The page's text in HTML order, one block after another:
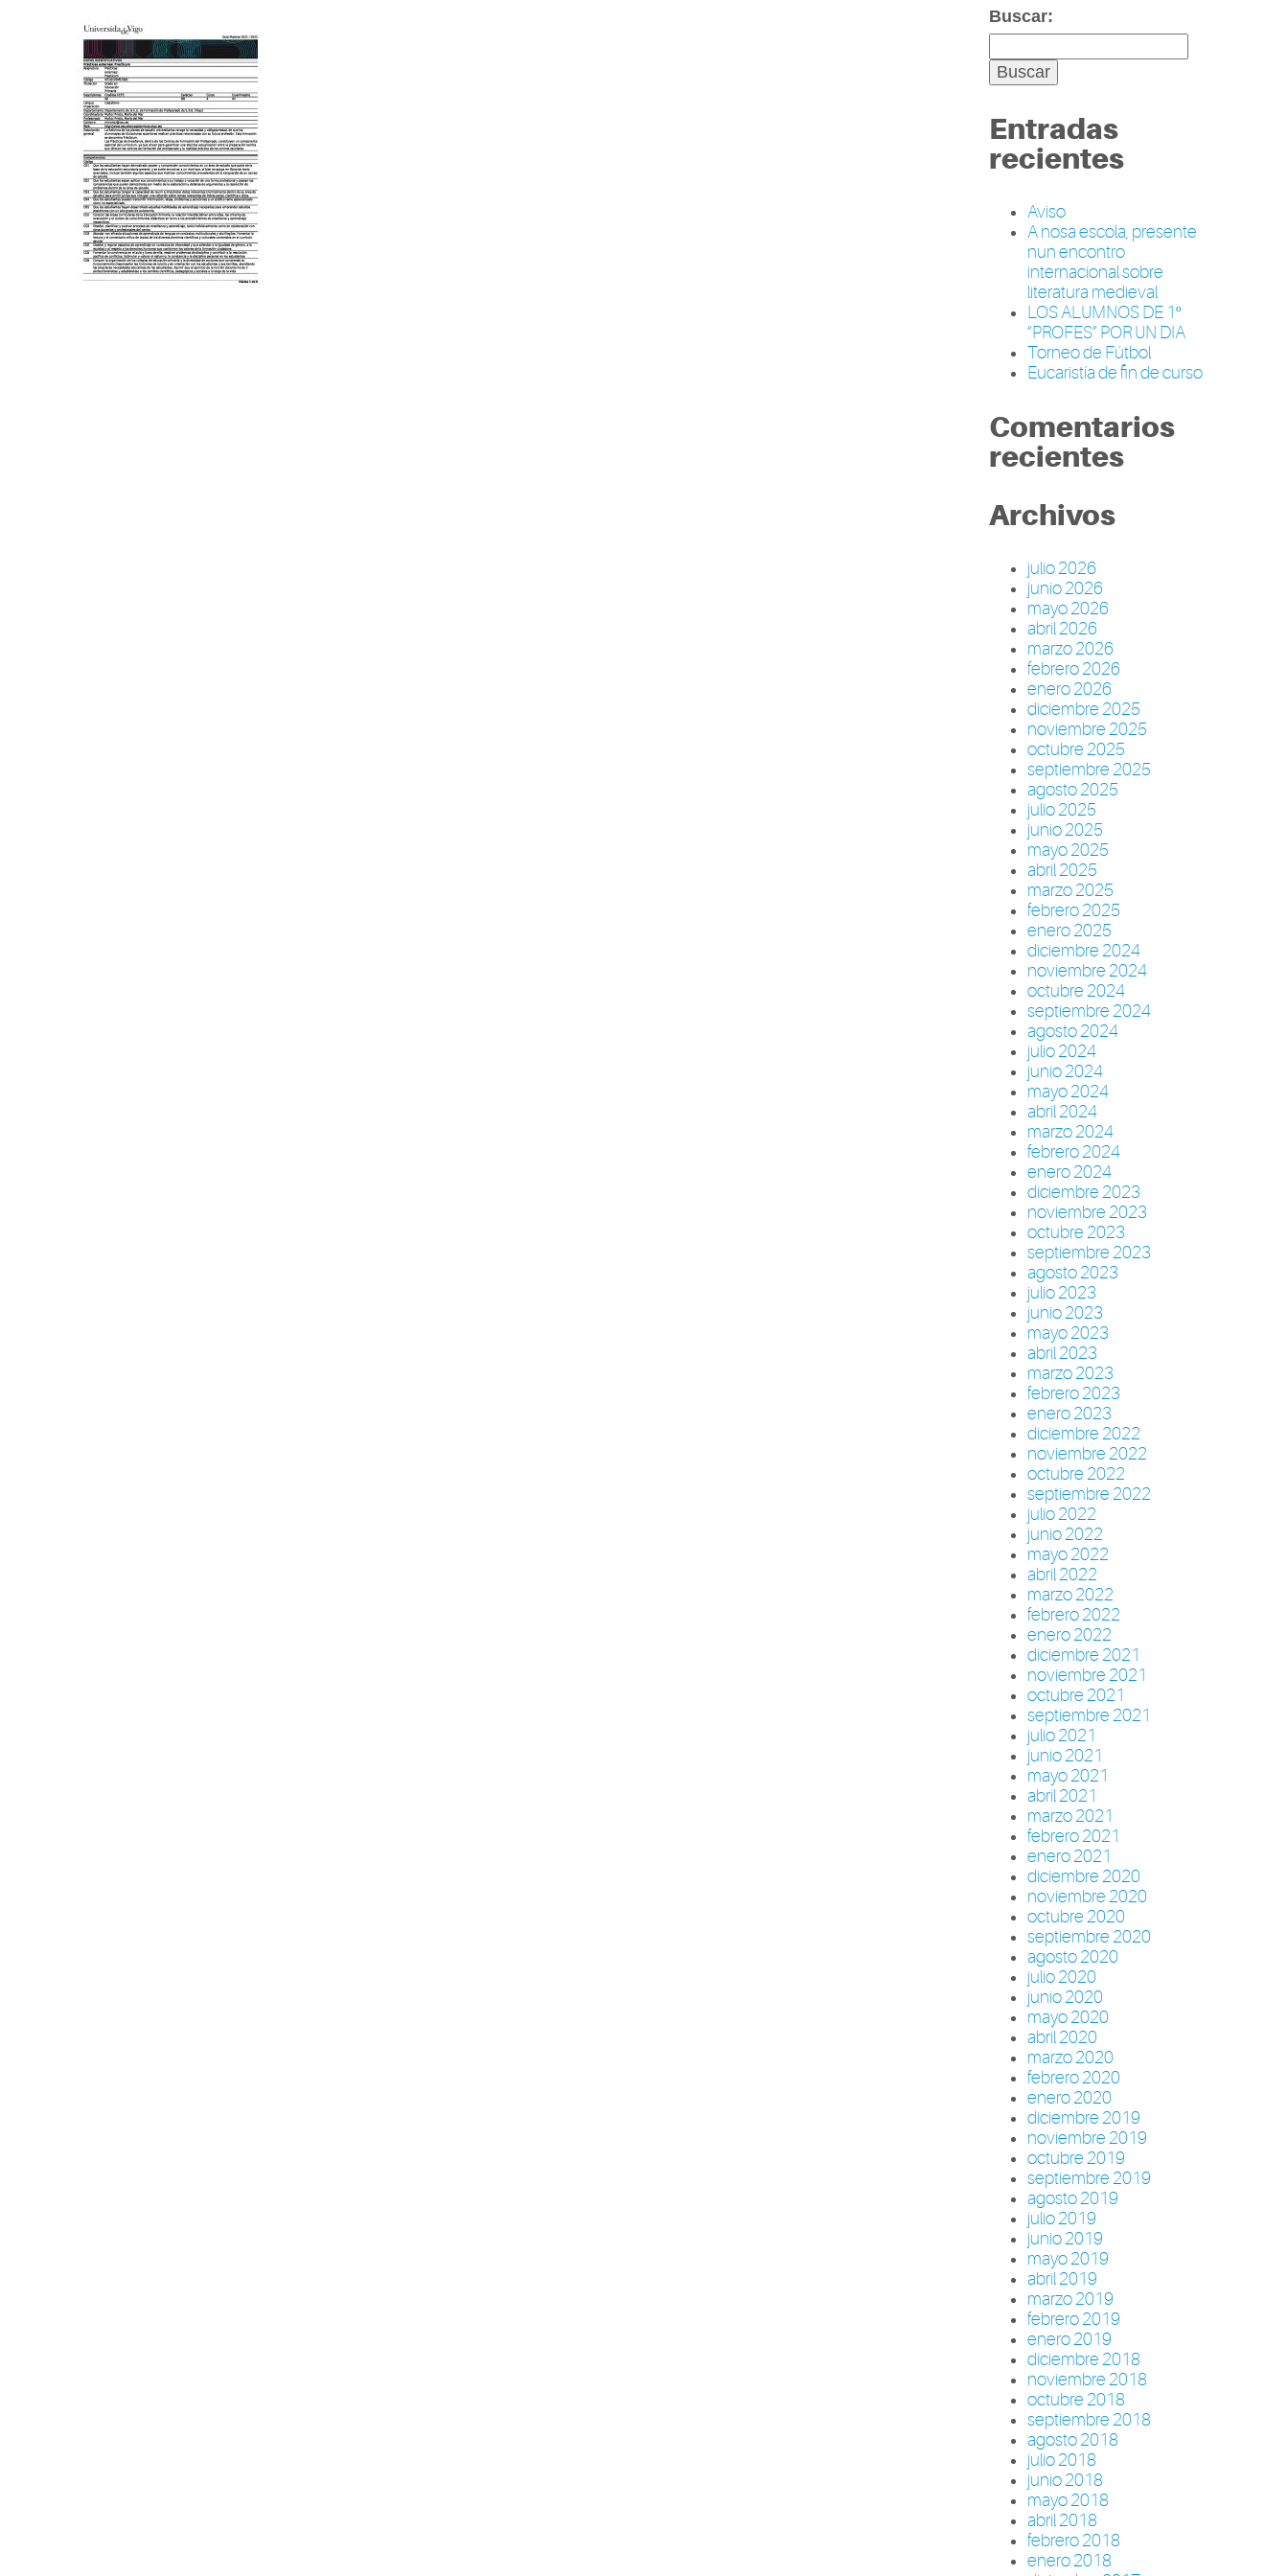
Buscar:
Entradas
recientes
Aviso
A nosa escola, presente
nun encontro
internacional sobre
literatura medieval
LOS ALUMNOS DE 1º
“PROFES” POR UN DIA
Torneo de Fútbol
Eucaristía de fin de curso
Comentarios
recientes
Archivos
julio 2026
junio 2026
mayo 2026
abril 2026
marzo 2026
febrero 2026
enero 2026
diciembre 2025
noviembre 2025
octubre 2025
septiembre 2025
agosto 2025
julio 2025
junio 2025
mayo 2025
abril 2025
marzo 2025
febrero 2025
enero 2025
diciembre 2024
noviembre 2024
octubre 2024
septiembre 2024
agosto 2024
julio 2024
junio 2024
mayo 2024
abril 2024
marzo 2024
febrero 2024
enero 2024
diciembre 2023
noviembre 2023
octubre 2023
septiembre 2023
agosto 2023
julio 2023
junio 2023
mayo 2023
abril 2023
marzo 2023
febrero 2023
enero 2023
diciembre 2022
noviembre 2022
octubre 2022
septiembre 2022
julio 2022
junio 2022
mayo 2022
abril 2022
marzo 2022
febrero 2022
enero 2022
diciembre 2021
noviembre 2021
octubre 2021
septiembre 2021
julio 2021
junio 2021
mayo 2021
abril 2021
marzo 2021
febrero 2021
enero 2021
diciembre 2020
noviembre 2020
octubre 2020
septiembre 2020
agosto 2020
julio 2020
junio 2020
mayo 2020
abril 2020
marzo 2020
febrero 2020
enero 2020
diciembre 2019
noviembre 2019
octubre 2019
septiembre 2019
agosto 2019
julio 2019
junio 2019
mayo 2019
abril 2019
marzo 2019
febrero 2019
enero 2019
diciembre 2018
noviembre 2018
octubre 2018
septiembre 2018
agosto 2018
julio 2018
junio 2018
mayo 2018
abril 2018
febrero 2018
enero 2018